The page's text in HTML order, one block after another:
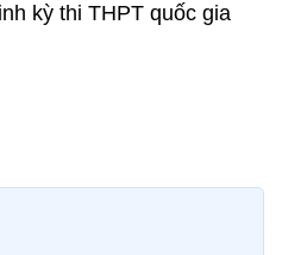
kỳ thi THPT quốc gia